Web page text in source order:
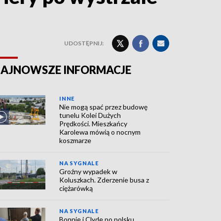
UDOSTĘPNIJ:
INFORMACJE
INNE
Nie mogą spać przez budowę
tunelu Kolei Dużych
Prędkości. Mieszkańcy
Karolewa mówią o nocnym
koszmarze
NA SYGNALE
Groźny wypadek w
Koluszkach. Zderzenie busa z
ciężarówką
NA SYGNALE
Bonnie i Clyde po polsku.